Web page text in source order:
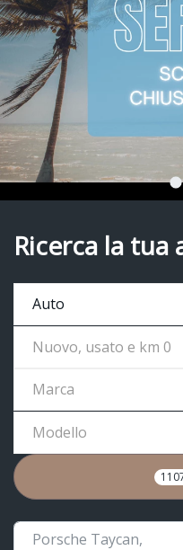
Ricerca la tua
Auto
Nuovo, usato e km 0
Marca
Modello